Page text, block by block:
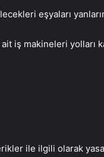
eşyaları
ait iş makineleri
ile ilgili olarak